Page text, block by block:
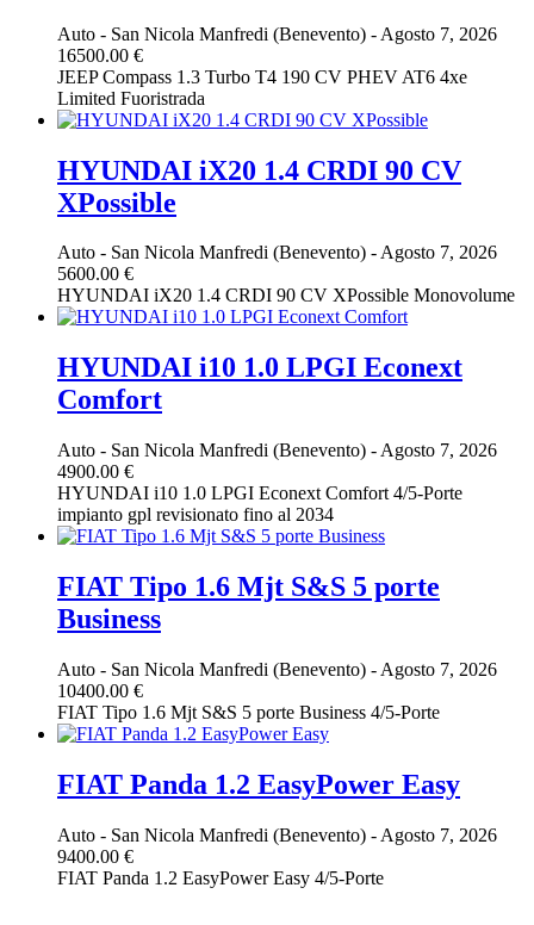
Auto - San Nicola Manfredi (Benevento) - Agosto 7, 2026
16500.00 €
JEEP Compass 1.3 Turbo T4 190 CV PHEV AT6 4xe
Limited Fuoristrada
HYUNDAI iX20 1.4 CRDI 90 CV
XPossible
Auto - San Nicola Manfredi (Benevento) -Agosto 7, 2026
5600.00 €
HYUNDAI iX20 1.4 CRDI 90 CV XPossible Monovolume
HYUNDAI i10 1.0 LPGI Econext
Comfort
Auto - San Nicola Manfredi (Benevento) - Agosto 7, 2026
4900.00 €
HYUNDAI i10 1.0 LPGI Econext Comfort 4/5-Porte
impianto gpl revisionato fino al 2034
FIAT Tipo 1.6 Mjt S&S 5 porte
Business
Auto - San Nicola Manfredi (Benevento) - Agosto 7, 2026
10400.00 €
FIAT Tipo 1.6 Mjt S&S 5 porte Business 4/5-Porte
FIAT Panda 1.2 EasyPower Easy
Auto - San Nicola Manfredi (Benevento) - Agosto 7, 2026
9400.00 €
FIAT Panda 1.2 EasyPower Easy 4/5-Porte